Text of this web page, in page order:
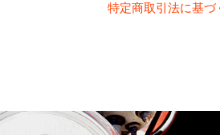
特定商取引法に基づ